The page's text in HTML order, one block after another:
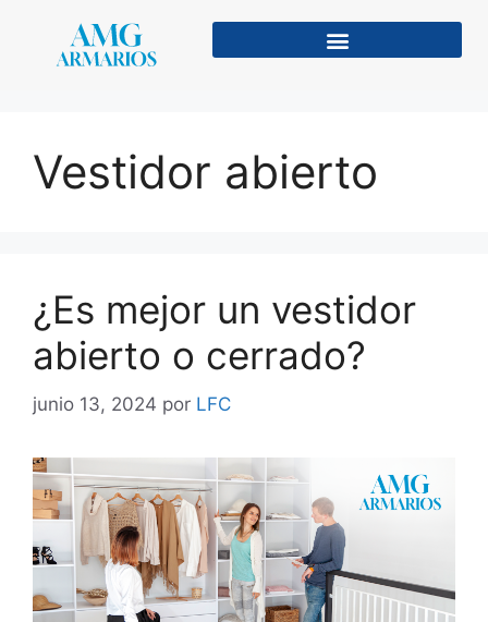
Vestidor abierto
¿Es mejor un vestidor
abierto o cerrado?
junio 13, 2024 por LFC